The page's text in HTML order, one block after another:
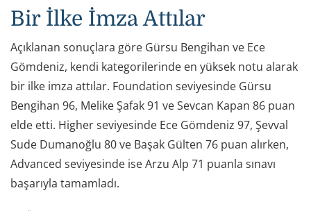
Bir İlke İmza Attılar
Açıklanan sonuçlara göre Gürsu Bengihan ve Ece
Gömdeniz, kendi kategorilerinde en yüksek notu alarak
bir ilke imza attılar. Foundation seviyesinde Gürsu
Bengihan 96, Melike Şafak 91 ve Sevcan Kapan 86 puan
elde etti. Higher seviyesinde Ece Gömdeniz 97, Şevval
Sude Dumanoğlu 80 ve Başak Gülten 76 puan alırken,
Advanced seviyesinde ise Arzu Alp 71 puanla sınavı
başarıyla tamamladı.